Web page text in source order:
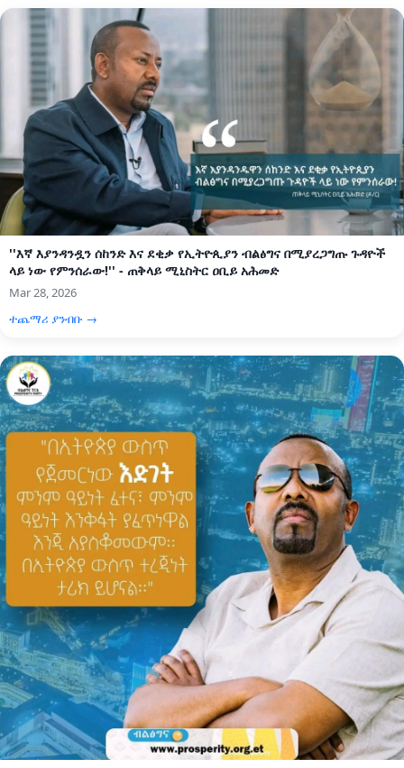
''እኛ እያንዳንዷን ሰከንድ እና ደቂቃ የኢትዮጲያን ብልፅግና በሚያረጋግጡ ጉዳዮች
ላይ ነው የምንሰራው!'' - ጠቅላይ ሚኒስትር ዐቢይ አሕመድ
Mar 28, 2026
ተጨማሪ ያንብቡ →